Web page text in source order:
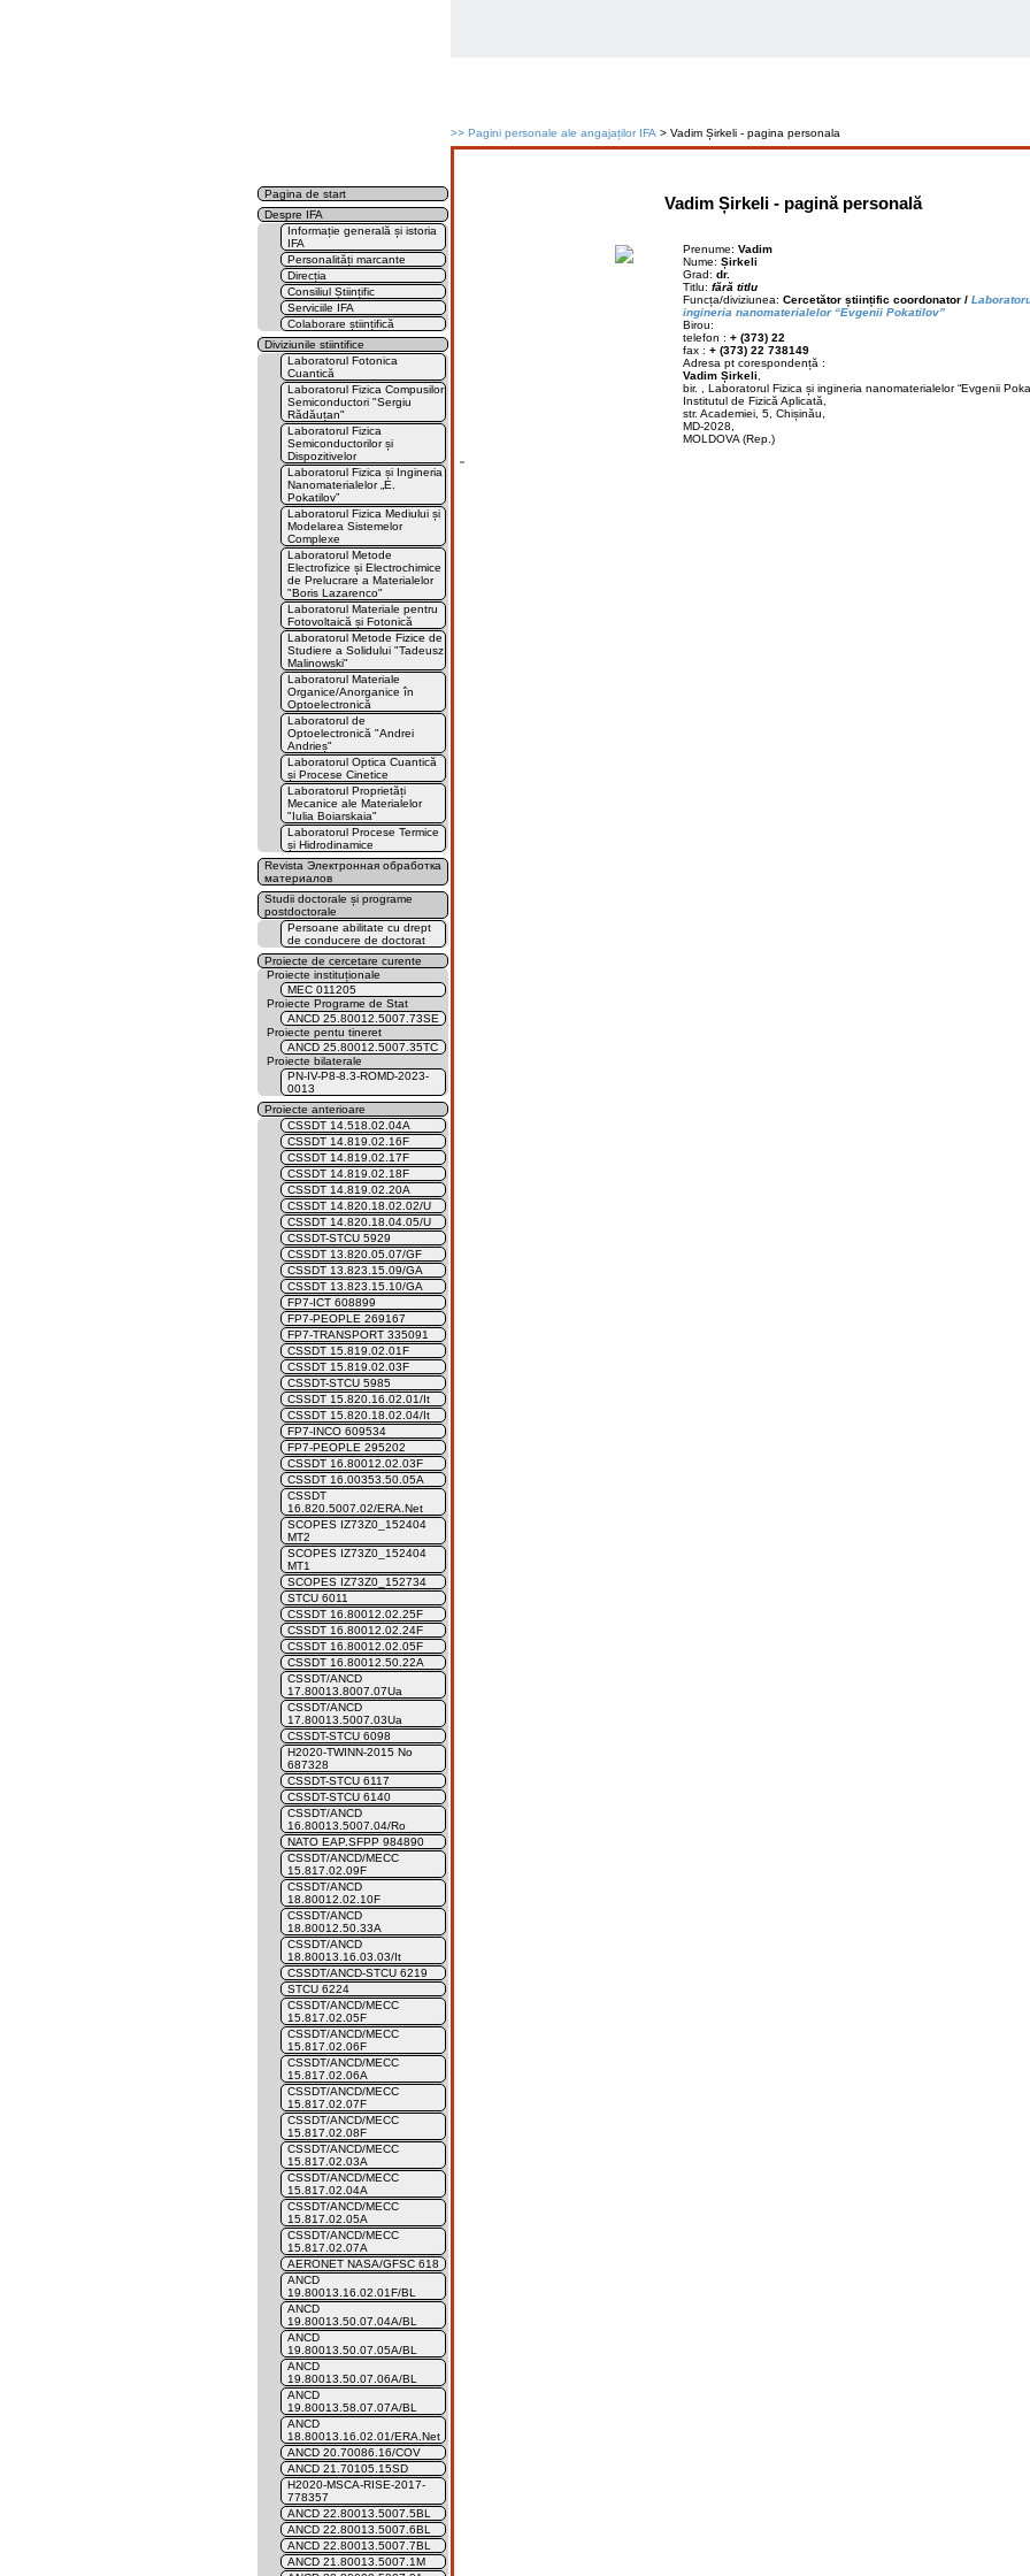
>> Pagini personale ale angajaților IFA > Vadim Șirkeli - pagina personala
Pagina de start
Despre IFA
Informație generală și istoria
IFA
Personalități marcante
Direcția
Consiliul Științific
Serviciile IFA
Colaborare științifică
Diviziunile stiintifice
Laboratorul Fotonica
Cuantică
Laboratorul Fizica Compusilor
Semiconductori "Sergiu
Rădăuțan"
Laboratorul Fizica
Semiconductorilor și
Dispozitivelor
Laboratorul Fizica și Ingineria
Nanomaterialelor „E.
Pokatilov”
Laboratorul Fizica Mediului și
Modelarea Sistemelor
Complexe
Laboratorul Metode
Electrofizice și Electrochimice
de Prelucrare a Materialelor
"Boris Lazarenco"
Laboratorul Materiale pentru
Fotovoltaică și Fotonică
Laboratorul Metode Fizice de
Studiere a Solidului "Tadeusz
Malinowski"
Laboratorul Materiale
Organice/Anorganice în
Optoelectronică
Laboratorul de
Optoelectronică "Andrei
Andrieș"
Laboratorul Optica Cuantică
și Procese Cinetice
Laboratorul Proprietăți
Mecanice ale Materialelor
"Iulia Boiarskaia"
Laboratorul Procese Termice
și Hidrodinamice
Revista Электронная обработка
материалов
Studii doctorale și programe
postdoctorale
Persoane abilitate cu drept
de conducere de doctorat
Proiecte de cercetare curente
Proiecte instituționale
MEC 011205
Proiecte Programe de Stat
ANCD 25.80012.5007.73SE
Proiecte pentu tineret
ANCD 25.80012.5007.35TC
Proiecte bilaterale
PN-IV-P8-8.3-ROMD-2023-
0013
Proiecte anterioare
CSSDT 14.518.02.04A
CSSDT 14.819.02.16F
CSSDT 14.819.02.17F
CSSDT 14.819.02.18F
CSSDT 14.819.02.20A
CSSDT 14.820.18.02.02/U
CSSDT 14.820.18.04.05/U
CSSDT-STCU 5929
CSSDT 13.820.05.07/GF
CSSDT 13.823.15.09/GA
CSSDT 13.823.15.10/GA
FP7-ICT 608899
FP7-PEOPLE 269167
FP7-TRANSPORT 335091
CSSDT 15.819.02.01F
CSSDT 15.819.02.03F
CSSDT-STCU 5985
CSSDT 15.820.16.02.01/It
CSSDT 15.820.18.02.04/It
FP7-INCO 609534
FP7-PEOPLE 295202
CSSDT 16.80012.02.03F
CSSDT 16.00353.50.05A
CSSDT
16.820.5007.02/ERA.Net
SCOPES IZ73Z0_152404
MT2
SCOPES IZ73Z0_152404
MT1
SCOPES IZ73Z0_152734
STCU 6011
CSSDT 16.80012.02.25F
CSSDT 16.80012.02.24F
CSSDT 16.80012.02.05F
CSSDT 16.80012.50.22A
CSSDT/ANCD
17.80013.8007.07Ua
CSSDT/ANCD
17.80013.5007.03Ua
CSSDT-STCU 6098
H2020-TWINN-2015 No
687328
CSSDT-STCU 6117
CSSDT-STCU 6140
CSSDT/ANCD
16.80013.5007.04/Ro
NATO EAP.SFPP 984890
CSSDT/ANCD/MECC
15.817.02.09F
CSSDT/ANCD
18.80012.02.10F
CSSDT/ANCD
18.80012.50.33A
CSSDT/ANCD
18.80013.16.03.03/It
CSSDT/ANCD-STCU 6219
STCU 6224
CSSDT/ANCD/MECC
15.817.02.05F
CSSDT/ANCD/MECC
15.817.02.06F
CSSDT/ANCD/MECC
15.817.02.06A
CSSDT/ANCD/MECC
15.817.02.07F
CSSDT/ANCD/MECC
15.817.02.08F
CSSDT/ANCD/MECC
15.817.02.03A
CSSDT/ANCD/MECC
15.817.02.04A
CSSDT/ANCD/MECC
15.817.02.05A
CSSDT/ANCD/MECC
15.817.02.07A
AERONET NASA/GFSC 618
ANCD
19.80013.16.02.01F/BL
ANCD
19.80013.50.07.04A/BL
ANCD
19.80013.50.07.05A/BL
ANCD
19.80013.50.07.06A/BL
ANCD
19.80013.58.07.07A/BL
ANCD
18.80013.16.02.01/ERA.Net
ANCD 20.70086.16/COV
ANCD 21.70105.15SD
H2020-MSCA-RISE-2017-
778357
ANCD 22.80013.5007.5BL
ANCD 22.80013.5007.6BL
ANCD 22.80013.5007.7BL
ANCD 21.80013.5007.1M
Vadim Șirkeli - pagină personală
Prenume: Vadim
Nume: Șirkeli
Grad: dr.
Titlu: fără titlu
Funcța/diviziunea: Cercetător științific coordonator /
ingineria nanomaterialelor “Evgenii Pokatilov”
Birou:
telefon : + (373) 22
fax : + (373) 22 738149
Adresa pt corespondență :
Vadim Șirkeli
bir. , Laboratorul Fizica și ingineria nanomaterialelor “Evgenii
Institutul de Fizică Aplicată,
str. Academiei, 5, Chișinău,
MD-2028,
MOLDOVA (Rep.)
''